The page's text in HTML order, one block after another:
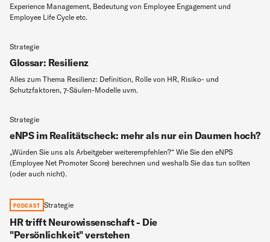
Strategie
eNPS im Realitätscheck: mehr als nur ein Daumen hoch?
„Würden Sie uns als Arbeitgeber weiterempfehlen?“ Wie Sie den eNPS
(Employee Net Promoter Score) berechnen und weshalb Sie das tun sollten
(oder auch nicht).
PODCAST Strategie
HR trifft Neurowissenschaft - Die
"Persönlichkeit" verstehen
Experience Management, Bedeutung von Employee Engagement und
Employee Life Cycle etc.
Strategie
Glossar: Resilienz
Alles zum Thema Resilienz: Definition, Rolle von HR, Risiko- und
Schutzfaktoren, 7-Säulen-Modelle uvm.